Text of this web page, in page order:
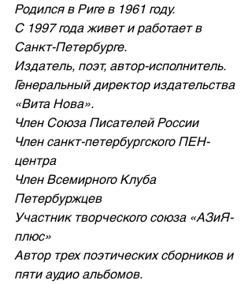
Родился в Риге в 1961 году.
С 1997 года живет и работает в
Санкт-Петербурге.
Издатель, поэт, автор-исполнитель.
Генеральный директор издательства
«Вита Нова».
Член Союза Писателей России
Член санкт-петербургского ПЕН-
центра
Член Всемирного Клуба
Петербуржцев
Участник творческого союза «АЗиЯ-
плюс»
Автор трех поэтических сборников и
пяти аудио альбомов.